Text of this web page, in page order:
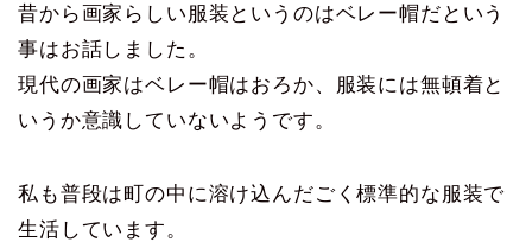
昔から画家らしい服装というのはベレー帽だという
事はお話しました。
現代の画家はベレー帽はおろか、服装には無頓着と
いうか意識していないようです。
私も普段は町の中に溶け込んだごく標準的な服装で
生活しています。